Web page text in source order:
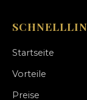
Startseite
Vorteile
Preise